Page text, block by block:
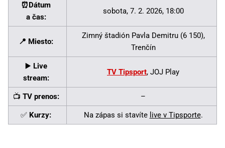
⏰Dátum
a čas:
sobota, 7. 2. 2026, 18:00
📍 Miesto:
Zimný štadión Pavla Demitru (6 150),
Trenčín
▶️ Live
stream:
TV Tipsport, JOJ Play
📺 TV prenos: –
✅ Kurzy: Na zápas si stavíte live v Tipsporte.